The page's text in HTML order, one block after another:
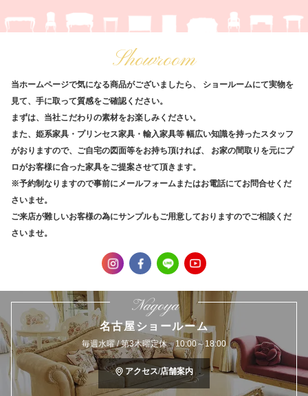
Showroom
当ホームページで気になる商品がございましたら、
ショールームにて実物を
見て、手に取って質感をご確認ください。
まずは、当社こだわりの素材をお楽しみください。
また、姫系家具・プリンセス家具・輸入家具等 幅広い知識を持ったスタッフ
がおりますので、ご自宅の図面等をお持ち頂ければ、
お家の間取りを元にプ
ロがお客様に合った家具をご提案させて頂きます。
※予約制なりますので事前にメールフォームまたはお電話にてお問合せくだ
さいませ。
ご来店が難しいお客様の為にサンプルもご用意しておりますのでご相談くだ
さいませ。
Nagoya
名古屋ショールーム
毎週水曜 / 第3木曜定休 10:00～18:00
アクセス/店舗案内